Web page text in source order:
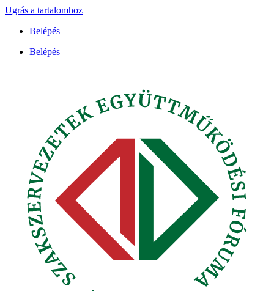
Ugrás a tartalomhoz
Belépés
Belépés